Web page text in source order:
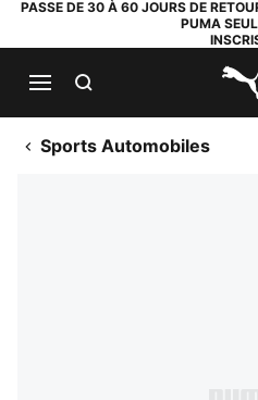
PASSE DE 30 À 60 JOURS DE
PUMA
Sports Automobiles